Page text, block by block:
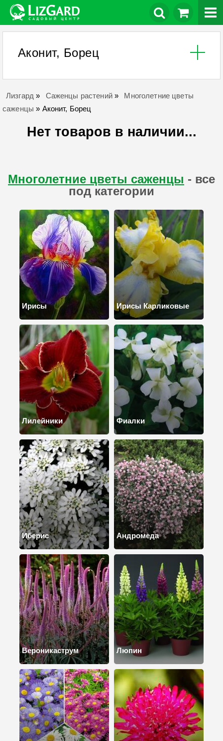
Аконит, Борец
Лизгард » Саженцы растений»
Многолетние цветы
саженцы » Аконит, Борец
Нет товаров в наличии...
Многолетние цветы саженцы - все
под категории
Ирисы Ирисы Карликовые
Лилейники Фиалки
Иберис Андромеда
Вероникаструм Люпин